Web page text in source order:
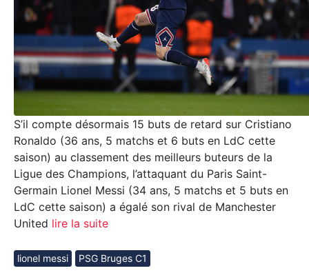
S’il compte désormais 15 buts de retard sur Cristiano
Ronaldo (36 ans, 5 matchs et 6 buts en LdC cette
saison) au classement des meilleurs buteurs de la
Ligue des Champions, l’attaquant du Paris Saint-
Germain Lionel Messi (34 ans, 5 matchs et 5 buts en
LdC cette saison) a égalé son rival de Manchester
United lire la suite
lionel messi PSG Bruges C1